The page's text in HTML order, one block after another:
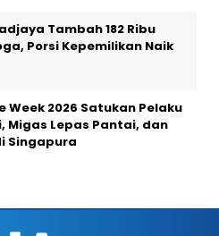
Tambah 182 Ribu
Porsi Kepemilikan Naik
Week 2026 Satukan Pelaku
Migas Lepas Pantai, dan
Singapura